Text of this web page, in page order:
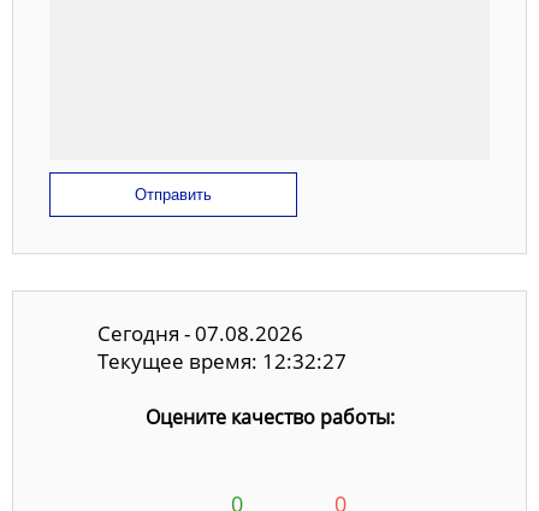
Отправить
Сегодня - 07.08.2026
Текущее время: 12:32:27
Оцените качество работы:
0 0